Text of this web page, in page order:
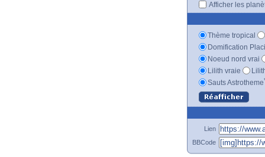
Afficher les
Thème tropical
Domification
Noeud nord vrai
Lilith vraie
Sauts Astrotheme
Lien
BBCode